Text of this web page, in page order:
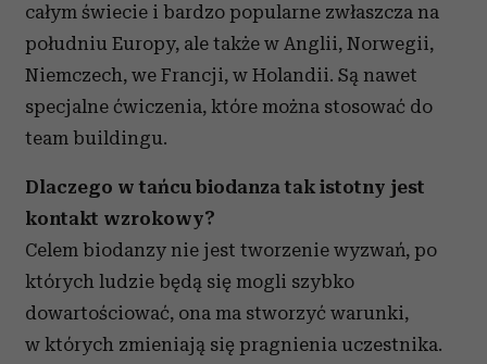
całym świecie i bardzo popularne zwłaszcza na
południu Europy, ale także w Anglii, Norwegii,
Niemczech, we Francji, w Holandii. Są nawet
specjalne ćwiczenia, które można stosować do
team buildingu.
Dlaczego w tańcu biodanza tak istotny jest
kontakt wzrokowy?
Celem biodanzy nie jest tworzenie wyzwań, po
których ludzie będą się mogli szybko
dowartościować, ona ma stworzyć warunki,
w których zmieniają się pragnienia uczestnika.